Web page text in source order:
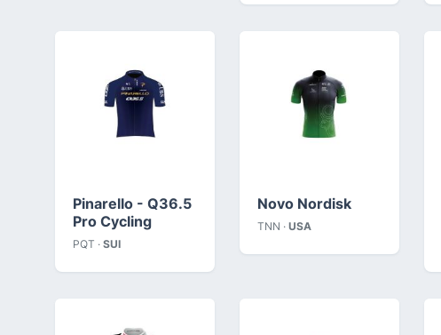
Pinarello - Q36.5
Pro Cycling
PQT · SUI
Novo Nordisk
TNN · USA